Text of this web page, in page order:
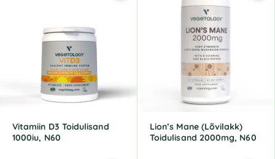
Vitamiin D3 Toidulisand
1000iu, N60
Lion’s Mane (Lõvilakk)
Toidulisand 2000mg, N60